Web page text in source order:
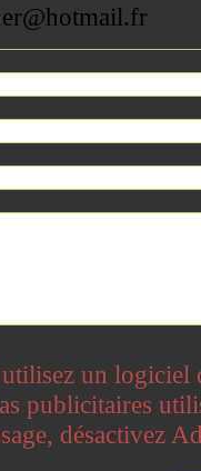
un
publicitaires
désactivez